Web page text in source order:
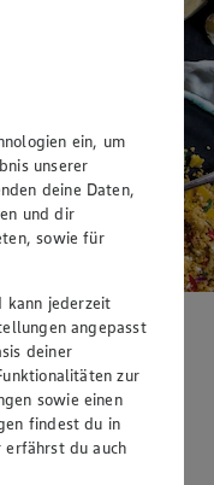
ein, um
unserer
deine Daten,
und dir
sowie für
jederzeit
angepasst
deiner
zur
sowie einen
findest du in
erfährst du auch